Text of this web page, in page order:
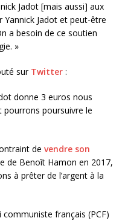
Jadot [mais aussi] aux
Jadot et peut-être
a besoin de ce soutien
»
sur Twitter :
donne 3 euros nous
poursuivre le
de vendre son
de Benoît Hamon en 2017,
à prêter de l’argent à la
français (PCF)